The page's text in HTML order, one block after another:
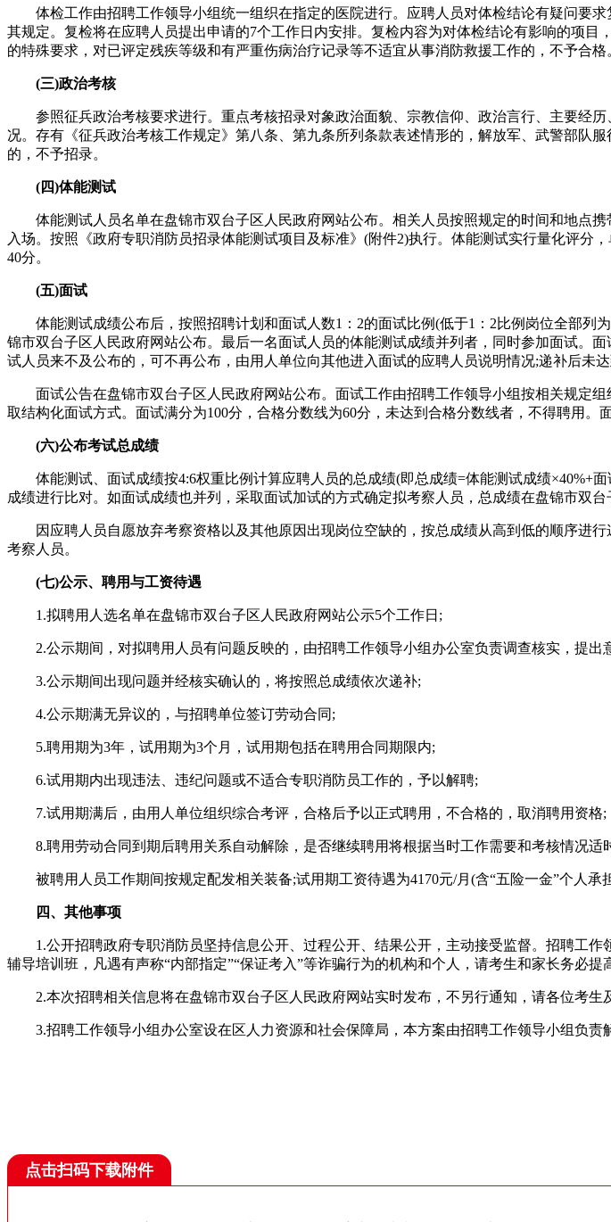
体检工作由招聘工作领导小组统一组织在指定的医院进行。应聘人员对体检结论有疑问要
其规定。复检将在应聘人员提出申请的7个工作日内安排。复检内容为对体检结论有影响的项
的特殊要求，对已评定残疾等级和有严重伤病治疗记录等不适宜从事消防救援工作的，不予合
(三)政治考核
参照征兵政治考核要求进行。重点考核招录对象政治面貌、宗教信仰、政治言行、主要经
况。存有《征兵政治考核工作规定》第八条、第九条所列条款表述情形的，解放军、武警部队
的，不予招录。
(四)体能测试
体能测试人员名单在盘锦市双台子区人民政府网站公布。相关人员按照规定的时间和地点
入场。按照《政府专职消防员招录体能测试项目及标准》(附件2)执行。体能测试实行量化评分
40分。
(五)面试
体能测试成绩公布后，按照招聘计划和面试人数1：2的面试比例(低于1：2比例岗位全部列
锦市双台子区人民政府网站公布。最后一名面试人员的体能测试成绩并列者，同时参加面试。
试人员来不及公布的，可不再公布，由用人单位向其他进入面试的应聘人员说明情况;递补后未
面试公告在盘锦市双台子区人民政府网站公布。面试工作由招聘工作领导小组按相关规定
取结构化面试方式。面试满分为100分，合格分数线为60分，未达到合格分数线者，不得聘用。
(六)公布考试总成绩
体能测试、面试成绩按4:6权重比例计算应聘人员的总成绩(即总成绩=体能测试成绩×40%+
成绩进行比对。如面试成绩也并列，采取面试加试的方式确定拟考察人员，总成绩在盘锦市双台
因应聘人员自愿放弃考察资格以及其他原因出现岗位空缺的，按总成绩从高到低的顺序进
考察人员。
(七)公示、聘用与工资待遇
1.拟聘用人选名单在盘锦市双台子区人民政府网站公示5个工作日;
2.公示期间，对拟聘用人员有问题反映的，由招聘工作领导小组办公室负责调查核实，提出
3.公示期间出现问题并经核实确认的，将按照总成绩依次递补;
4.公示期满无异议的，与招聘单位签订劳动合同;
5.聘用期为3年，试用期为3个月，试用期包括在聘用合同期限内;
6.试用期内出现违法、违纪问题或不适合专职消防员工作的，予以解聘;
7.试用期满后，由用人单位组织综合考评，合格后予以正式聘用，不合格的，取消聘用资格;
8.聘用劳动合同到期后聘用关系自动解除，是否继续聘用将根据当时工作需要和考核情况适
被聘用人员工作期间按规定配发相关装备;试用期工资待遇为4170元/月(含“五险一金”个人承
四、其他事项
1.公开招聘政府专职消防员坚持信息公开、过程公开、结果公开，主动接受监督。招聘工作
辅导培训班，凡遇有声称“内部指定”“保证考入”等诈骗行为的机构和个人，请考生和家长务必提
2.本次招聘相关信息将在盘锦市双台子区人民政府网站实时发布，不另行通知，请各位考生
3.招聘工作领导小组办公室设在区人力资源和社会保障局，本方案由招聘工作领导小组负责
点击扫码下载附件